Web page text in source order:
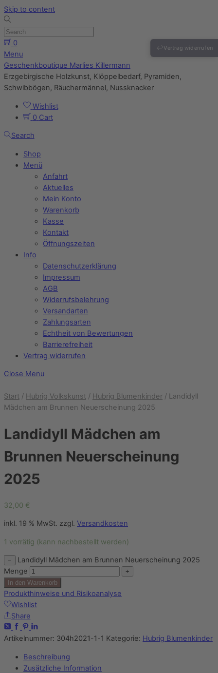
Skip to content
0
Menu
Geschenkboutique Marlies Killermann
Erzgebirgische Holzkunst, Klöppelbedarf, Pyramiden,
Schwibbögen, Räuchermännel, Nussknacker
Wishlist
0 Cart
Search
Shop
Menü
Anfahrt
Aktuelles
Mein Konto
Warenkorb
Kasse
Kontakt
Öffnungszeiten
Info
Datenschutzerklärung
Impressum
AGB
Widerrufsbelehrung
Versandarten
Zahlungsarten
Echtheit von Bewertungen
Barrierefreiheit
Vertrag widerrufen
Close Menu
Start / Hubrig Volkskunst / Hubrig Blumenkinder / Landidyll
Mädchen am Brunnen Neuerscheinung 2025
Landidyll Mädchen am
Brunnen Neuerscheinung
2025
32,00 €
inkl. 19 % MwSt. zzgl. Versandkosten
1 vorrätig (kann nachbestellt werden)
−
Landidyll Mädchen am Brunnen Neuerscheinung 2025
Menge
+
In den Warenkorb
Produkthinweise und Risikoanalyse
Wishlist
Share
Artikelnummer: 304h2021-1-1 Kategorie: Hubrig Blumenkinder
Beschreibung
Zusätzliche Information
↩ Vertrag widerrufen